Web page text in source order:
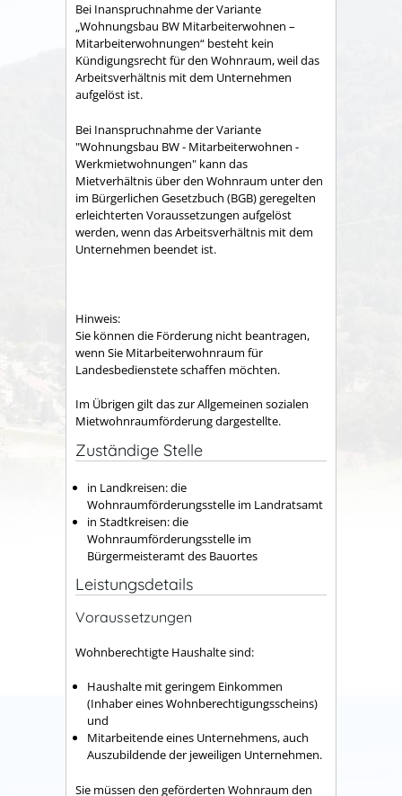
Bei Inanspruchnahme der Variante
„Wohnungsbau BW Mitarbeiterwohnen –
Mitarbeiterwohnungen“ besteht kein
Kündigungsrecht für den Wohnraum, weil das
Arbeitsverhältnis mit dem Unternehmen
aufgelöst ist.
Bei Inanspruchnahme der Variante
"Wohnungsbau BW - Mitarbeiterwohnen -
Werkmietwohnungen" kann das
Mietverhältnis über den Wohnraum unter den
im Bürgerlichen Gesetzbuch (BGB) geregelten
erleichterten Voraussetzungen aufgelöst
werden, wenn das Arbeitsverhältnis mit dem
Unternehmen beendet ist.
Hinweis:
Sie können die Förderung nicht beantragen,
wenn Sie Mitarbeiterwohnraum für
Landesbedienstete schaffen möchten.
Im Übrigen gilt das zur Allgemeinen sozialen
Mietwohnraumförderung dargestellte.
Zuständige Stelle
in Landkreisen: die
Wohnraumförderungsstelle im Landratsamt
in Stadtkreisen: die
Wohnraumförderungsstelle im
Bürgermeisteramt des Bauortes
Leistungsdetails
Voraussetzungen
Wohnberechtigte Haushalte sind:
Haushalte mit geringem Einkommen
(Inhaber eines Wohnberechtigungsscheins)
und
Mitarbeitende eines Unternehmens, auch
Auszubildende der jeweiligen Unternehmen.
Sie müssen den geförderten Wohnraum den